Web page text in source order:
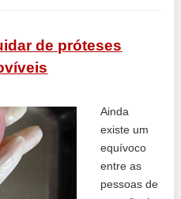
de próteses
Ainda
existe um
equívoco
entre as
pessoas de